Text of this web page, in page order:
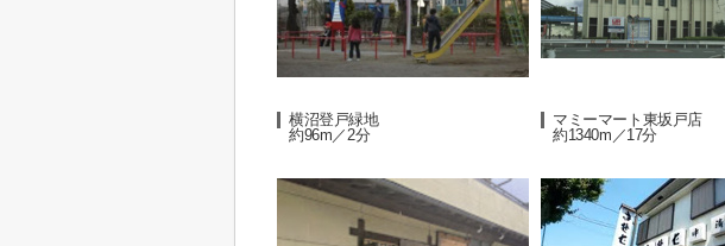
横沼登戸緑地
約96m／2分
マミーマート東坂戸店
約1340m／17分